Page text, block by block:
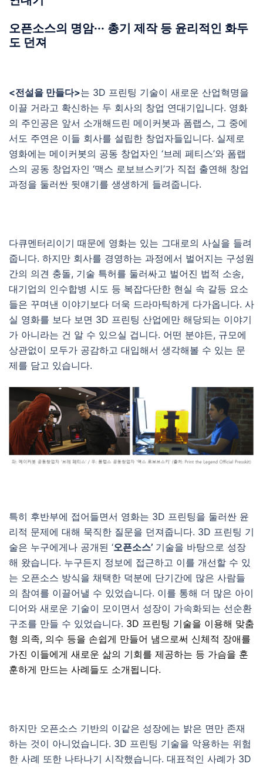
오픈소스의 명암··· 총기 제작 등 윤리적인 화두
도 던져
<전설을 만들다>는 3D 프린팅 기술이 새로운 산업혁명을
이끌 거라고 확신하는 두 회사의 창업 연대기입니다. 영화
의 주인공은 앞서 소개해드린 메이커봇과 폼랩스, 그 중에
서도 주연은 이들 회사를 설립한 창업자들입니다. 실제로
영화에는 메이커봇의 공동 창업자인 ‘브레 페티스’와 폼랩
스의 공동 창업자인 ‘맥스 로보브스키’가 직접 출연해 창업
과정을 둘러싼 뒷얘기를 생생하게 들려줍니다.
다큐멘터리이기 때문에 영화는 있는 그대로의 사실을 들려
줍니다. 하지만 회사를 경영하는 과정에서 벌어지는 구성원
간의 의견 충돌, 기술 특허를 둘러싸고 벌어진 법적 소송,
대기업의 인수합병 시도 등 복잡다단한 현실 속 갈등 요소
들은 꾸며낸 이야기보다 더욱 드라마틱하게 다가옵니다. 사
실 영화를 보다 보면 3D 프린팅 산업에만 해당되는 이야기
가 아니라는 건 알 수 있으실 겁니다. 어떤 분야든, 규모에
상관없이 모두가 공감하고 대입해서 생각해볼 수 있는 문
제를 담고 있습니다.
특히 후반부에 접어들면서 영화는 3D 프린팅을 둘러싼 윤
리적 문제에 대해 묵직한 질문을 던져줍니다. 3D 프린팅 기
술은 누구에게나 공개된 ‘오픈소스’ 기술을 바탕으로 성장
해 왔습니다. 누구든지 정보에 접근하고 이를 개선할 수 있
는 오픈소스 방식을 채택한 덕분에 단기간에 많은 사람들
의 참여를 이끌어낼 수 있었습니다. 이를 통해 더 많은 아이
디어와 새로운 기술이 모이면서 성장이 가속화되는 선순환
구조를 만들 수 있었습니다. 3D 프린팅 기술을 이용해 맞춤
형 의족, 의수 등을 손쉽게 만들어 냄으로써 신체적 장애를
가진 이들에게 새로운 삶의 기회를 제공하는 등 가슴을 훈
훈하게 만드는 사례들도 소개됩니다.
하지만 오픈소스 기반의 이같은 성장에는 밝은 면만 존재
하는 것이 아니었습니다. 3D 프린팅 기술을 악용하는 위험
한 사례 또한 나타나기 시작했습니다. 대표적인 사례가 3D